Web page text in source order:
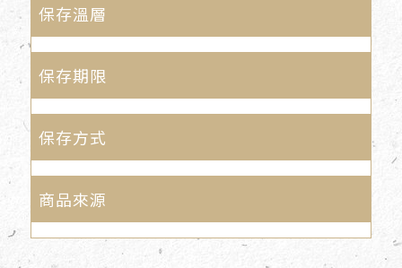
保存溫層
保存期限
保存方式
商品來源